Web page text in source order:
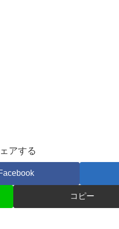
アする
コピー